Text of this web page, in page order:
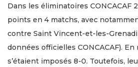
Dans les éliminatoires CONCACAF
points en 4 matchs, avec
contre Saint Vincent-et-les-
données officielles CONCACAF). En
s’étaient imposés 8-0. Toutefois,